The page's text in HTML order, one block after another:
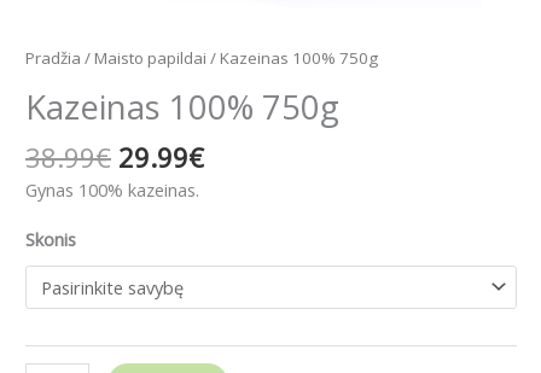
Pradžia / Maisto papildai / Kazeinas 100% 750g
Kazeinas 100% 750g
38.99€ 29.99€
Gynas 100% kazeinas.
Skonis